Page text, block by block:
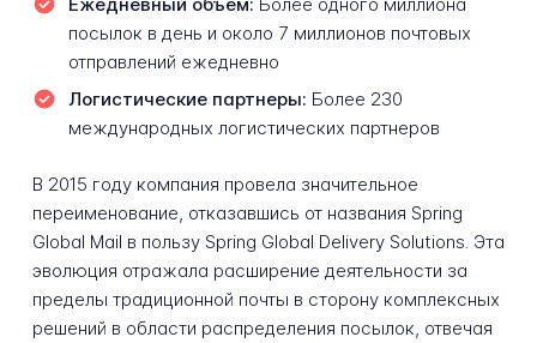
посылок в день и около 7 миллионов почтовых
отправлений ежедневно
Логистические партнеры: Более 230
международных логистических партнеров
В 2015 году компания провела значительное
переименование, отказавшись от названия Spring
Global Mail в пользу Spring Global Delivery Solutions. Эта
эволюция отражала расширение деятельности за
пределы традиционной почты в сторону комплексных
решений в области распределения посылок, отвечая